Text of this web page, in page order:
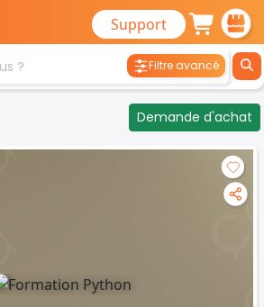
Support
Filtre avancé
Demande d'achat